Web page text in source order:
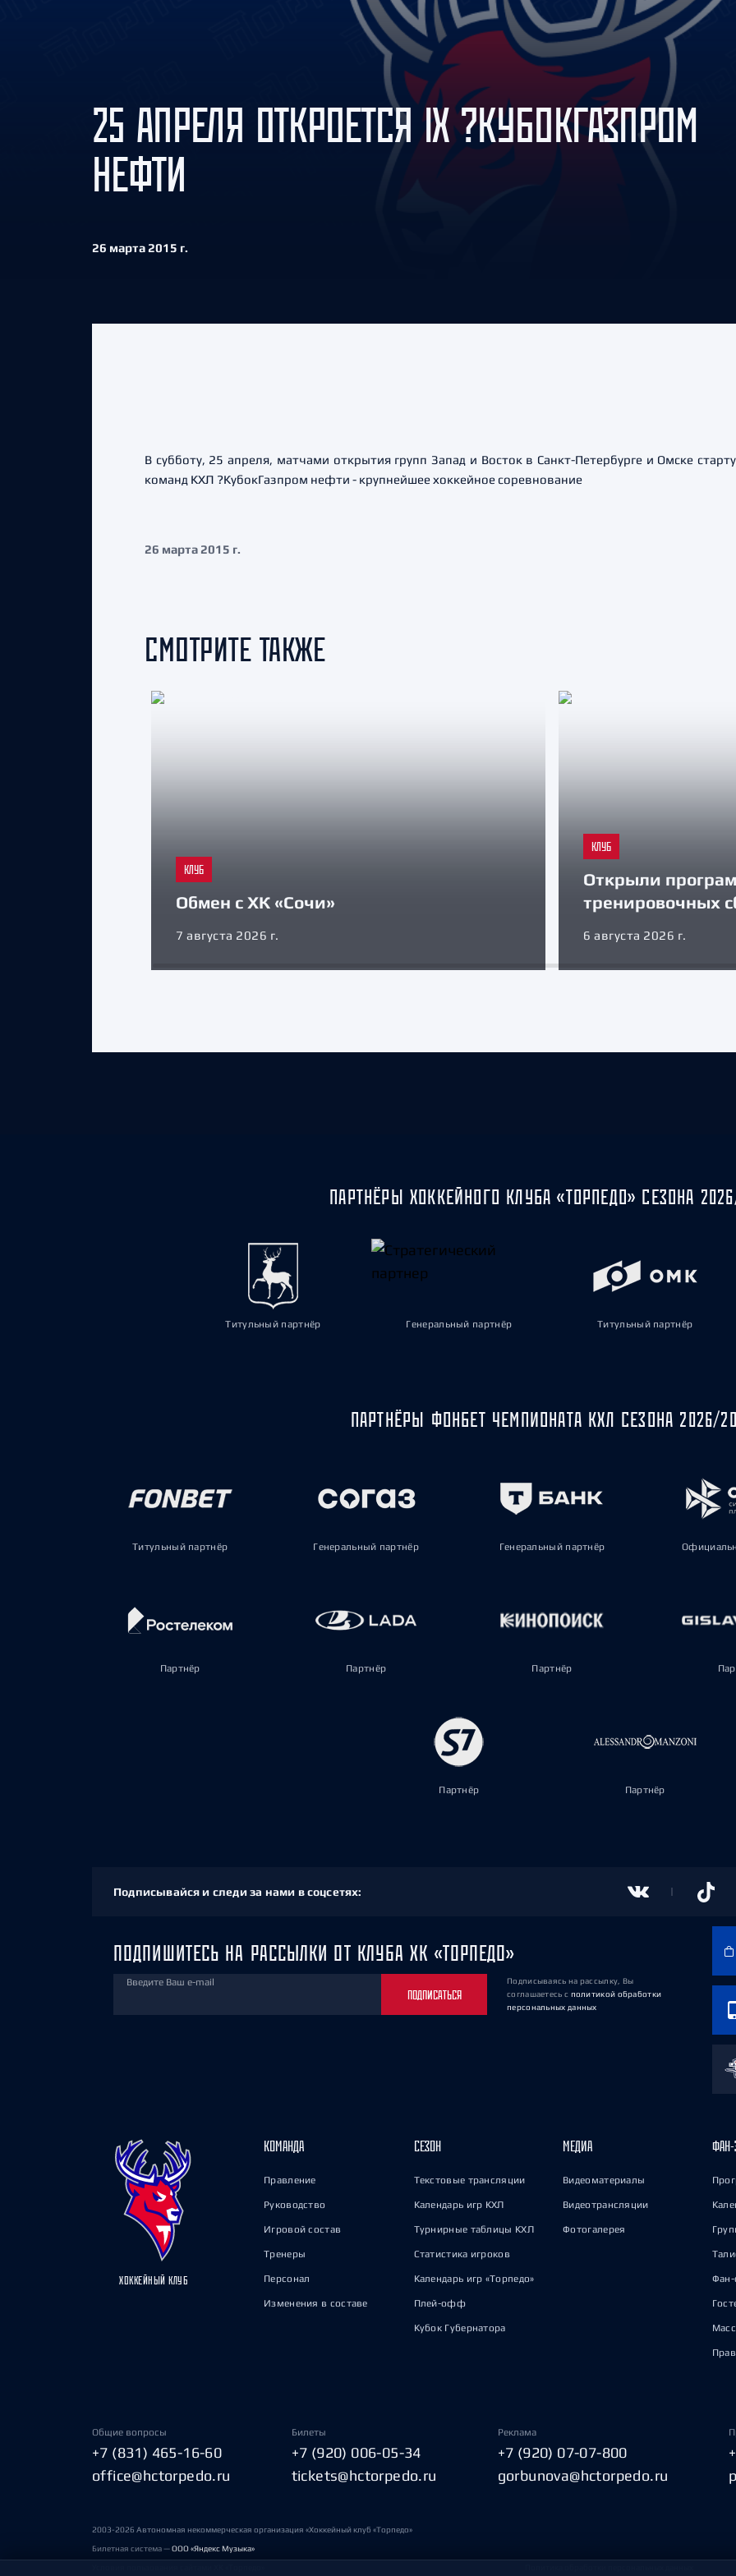
Амур
Барыс
Салават Юлаев
Сибирь
25 АПРЕЛЯ ОТКРОЕТСЯ IX ?КУБОКГАЗПРОМ
НЕФТИ
26 марта 2015 г.
В субботу, 25 апреля, матчами открытия групп Запад и Восток в Санкт-Петербурге и Омске
команд КХЛ ?КубокГазпром нефти - крупнейшее хоккейное соревнование
26 марта 2015 г.
СМОТРИТЕ ТАКЖЕ
КЛУБ
Обмен с ХК «Сочи»
7 августа 2026 г.
КЛУБ
Открыли
тренировочных
6 августа 2026 г.
ПАРТНЁРЫ ХОККЕЙНОГО КЛУБА «ТОРПЕДО» СЕЗОНА
Титульный партнёр Генеральный партнёр Титульный партнёр
ПАРТНЁРЫ ФОНБЕТ ЧЕМПИОНАТА КХЛ СЕЗОНА 2026/
Титульный партнёр Генеральный партнёр Генеральный партнёр
Партнёр Партнёр Партнёр
Партнёр Партнёр
Подписывайся и следи за нами в соцсетях:
ПОДПИШИТЕСЬ НА РАССЫЛКИ ОТ КЛУБА ХК «ТОРПЕДО»
Введите Ваш e-mail
ПОДПИСАТЬСЯ
Подписываясь на рассылку, Вы
соглашаетесь с политикой обработки
персональных данных
ХОККЕЙНЫЙ КЛУБ
КОМАНДА
Правление
Руководство
Игровой состав
Тренеры
Персонал
Изменения в составе
СЕЗОН
Текстовые трансляции
Календарь игр КХЛ
Турнирные таблицы КХЛ
Статистика игроков
Календарь игр «Торпедо»
Плей-офф
Кубок Губернатора
МЕДИА
Видеоматериалы
Видеотрансляции
Фотогалерея
ФАН-
Фан-
Общие вопросы
+7 (831) 465-16-60
office@hctorpedo.ru
Билеты
+7 (920) 006-05-34
tickets@hctorpedo.ru
Реклама
+7 (920) 07-07-800
gorbunova@hctorpedo.ru
2003-2026 Автономная некоммерческая организация «Хоккейный клуб «Торпедо»
Билетная система —ООО «Яндекс Музыка»